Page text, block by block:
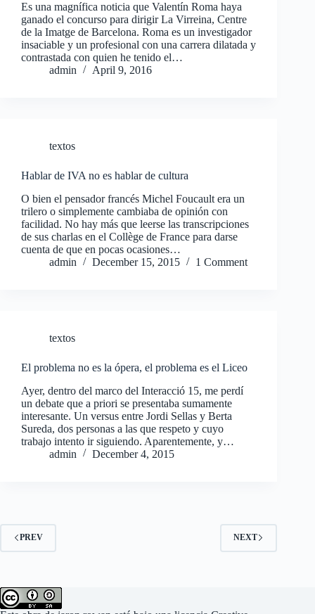
Es una magnífica noticia que Valentín Roma haya
ganado el concurso para dirigir La Virreina, Centre
de la Imatge de Barcelona. Roma es un investigador
insaciable y un profesional con una carrera dilatada y
contrastada con quien he tenido el…
admin
April 9, 2016
textos
Hablar de IVA no es hablar de cultura
O bien el pensador francés Michel Foucault era un
trilero o simplemente cambiaba de opinión con
facilidad. No hay más que leerse las transcripciones
de sus charlas en el Collège de France para darse
cuenta de que en pocas ocasiones…
admin
December 15, 2015 1 Comment
textos
El problema no es la ópera, el problema es el Liceo
Ayer, dentro del marco del Interacció 15, me perdí
un debate que a priori se presentaba sumamente
interesante. Un versus entre Jordi Sellas y Berta
Sureda, dos personas a las que respeto y cuyo
trabajo intento ir siguiendo. Aparentemente, y…
admin
December 4, 2015
PREV NEXT